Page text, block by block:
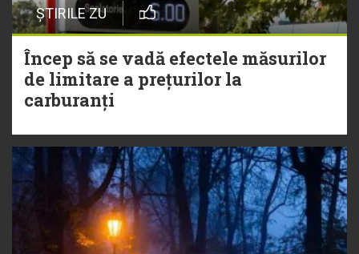
ȘTIRILE ZU
Încep să se vadă efectele măsurilor
de limitare a prețurilor la
carburanți